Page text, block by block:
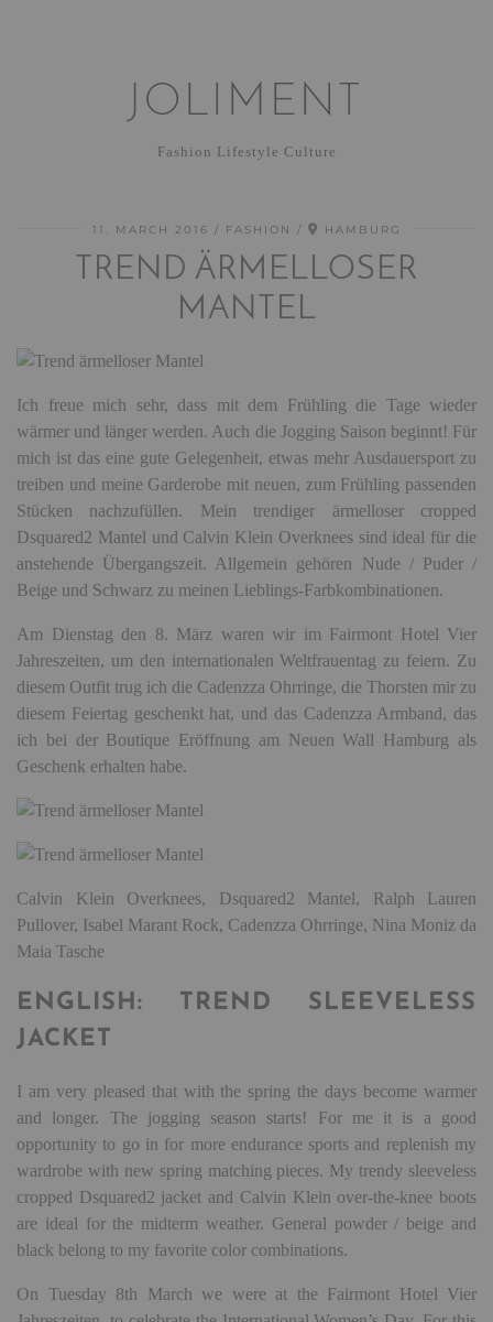
JOLIMENT
Fashion Lifestyle Culture
11. MARCH 2016 FASHION HAMBURG
TREND ÄRMELLOSER
MANTEL
Ich freue mich sehr, dass mit dem Frühling die Tage wieder
wärmer und länger werden. Auch die Jogging Saison beginnt! Für
mich ist das eine gute Gelegenheit, etwas mehr Ausdauersport zu
treiben und meine Garderobe mit neuen, zum Frühling passenden
Stücken nachzufüllen. Mein trendiger ärmelloser cropped
Dsquared2 Mantel und Calvin Klein Overknees sind ideal für die
anstehende Übergangszeit. Allgemein gehören Nude / Puder /
Beige und Schwarz zu meinen Lieblings-Farbkombinationen.
Am Dienstag den 8. März waren wir im Fairmont Hotel Vier
Jahreszeiten, um den internationalen Weltfrauentag zu feiern. Zu
diesem Outfit trug ich die Cadenzza Ohrringe, die Thorsten mir zu
diesem Feiertag geschenkt hat, und das Cadenzza Armband, das
ich bei der Boutique Eröffnung am Neuen Wall Hamburg als
Geschenk erhalten habe.
Calvin Klein Overknees, Dsquared2 Mantel, Ralph Lauren
Pullover, Isabel Marant Rock, Cadenzza Ohrringe, Nina Moniz da
Maia Tasche
ENGLISH: TREND SLEEVELESS
JACKET
I am very pleased that with the spring the days become warmer
and longer. The jogging season starts! For me it is a good
opportunity to go in for more endurance sports and replenish my
wardrobe with new spring matching pieces. My trendy sleeveless
cropped Dsquared2 jacket and Calvin Klein over-the-knee boots
are ideal for the midterm weather. General powder / beige and
black belong to my favorite color combinations.
On Tuesday 8th March we were at the Fairmont Hotel Vier